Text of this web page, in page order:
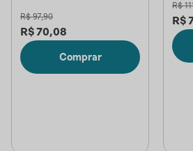
R$ 97,90
R$70,08
Comprar
R$
R$